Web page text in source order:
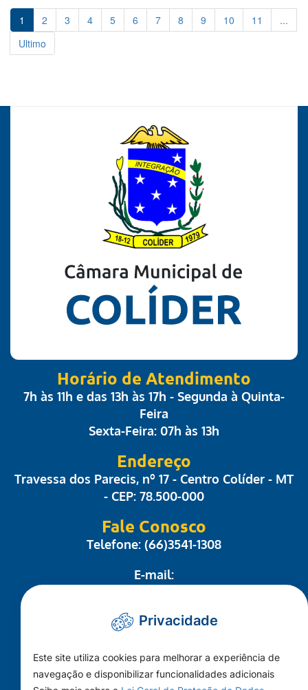
1 2 3 4 5 6 7 8 9 10 11
...
Ultimo
Horário de Atendimento
7h às 11h e das 13h às 17h - Segunda à Quinta-
Feira
Sexta-Feira: 07h às 13h
Endereço
Travessa dos Parecis, nº 17 - Centro Colíder - MT
- CEP: 78.500-000
Fale Conosco
Telefone: (66)3541-1308
E-mail:
administrativo@camaracolider.mt.gov.br
Mapa do Site
Conheça a Câmara
A Cidade
Privacidade
Este site utiliza cookies para melhorar a experiência de
navegação e disponibilizar funcionalidades adicionais